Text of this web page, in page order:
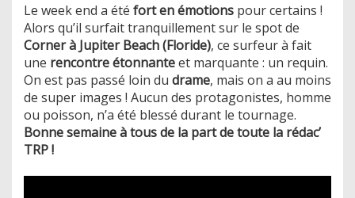
Le week end a été fort en émotions pour certains !
Alors qu’il surfait tranquillement sur le spot de
Corner à Jupiter Beach (Floride), ce surfeur à fait
une rencontre étonnanteet marquante : un requin.
On est pas passé loin du drame, mais on a au moins
de super images ! Aucun des protagonistes, homme
ou poisson, n’a été blessé durant le tournage.
Bonne semaine à tous de la part de toute la rédac’
TRP !